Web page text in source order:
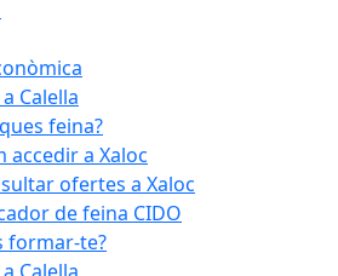
Calella
feina?
accedir a Xaloc
ofertes a Xaloc
de feina CIDO
formar-te?